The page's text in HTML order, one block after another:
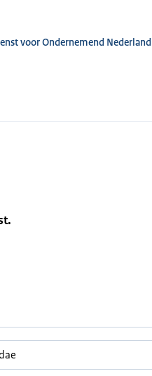
voor Ondernemend Nederland